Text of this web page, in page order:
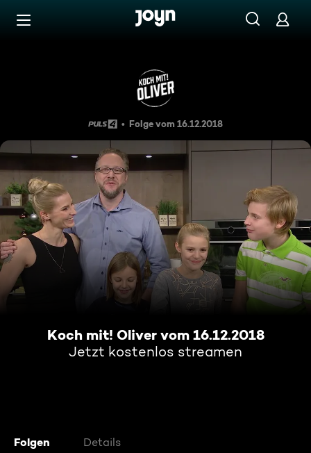
Zum Inhalt springen
Koch mit! Oliver vom
Folge vom 16.12.2018
Koch mit! Oliver vom 16.12.2018
Jetzt kostenlos streamen
Folgen Details